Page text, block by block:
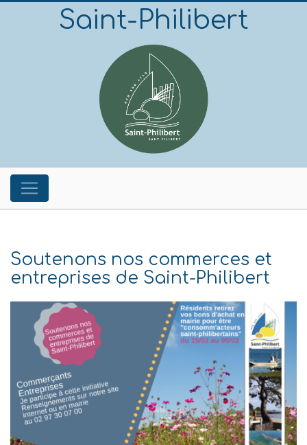
Saint-Philibert
Soutenons nos commerces et
entreprises de Saint-Philibert